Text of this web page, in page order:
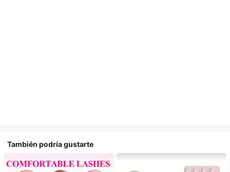
También podría gustarte